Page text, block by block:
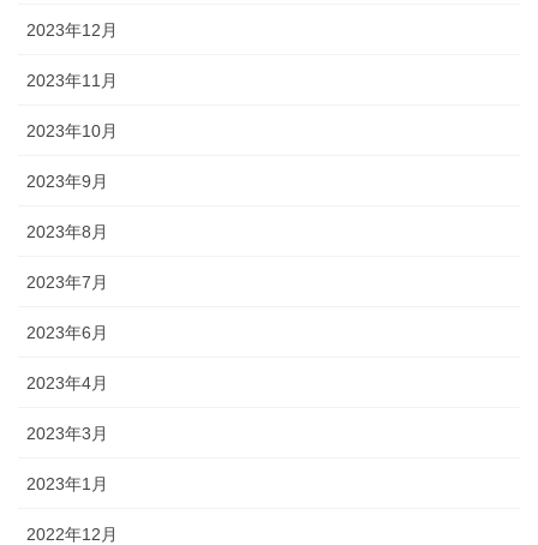
2023年12月
2023年11月
2023年10月
2023年9月
2023年8月
2023年7月
2023年6月
2023年4月
2023年3月
2023年1月
2022年12月